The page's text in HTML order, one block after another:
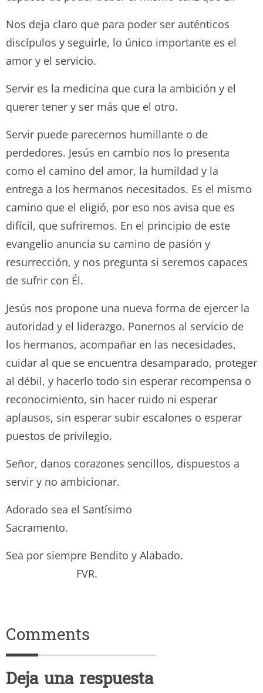
Nos deja claro que para poder ser auténticos
discípulos y seguirle, lo único importante es el
amor y el servicio.
Servir es la medicina que cura la ambición y el
querer tener y ser más que el otro.
Servir puede parecernos humillante o de
perdedores. Jesús en cambio nos lo presenta
como el camino del amor, la humildad y la
entrega a los hermanos necesitados. Es el mismo
camino que el eligió, por eso nos avisa que es
difícil, que sufriremos. En el principio de este
evangelio anuncia su camino de pasión y
resurrección, y nos pregunta si seremos capaces
de sufrir con Él.
Jesús nos propone una nueva forma de ejercer la
autoridad y el liderazgo. Ponernos al servicio de
los hermanos, acompañar en las necesidades,
cuidar al que se encuentra desamparado, proteger
al débil, y hacerlo todo sin esperar recompensa o
reconocimiento, sin hacer ruido ni esperar
aplausos, sin esperar subir escalones o esperar
puestos de privilegio.
Señor, danos corazones sencillos, dispuestos a
servir y no ambicionar.
Adorado sea el Santísimo
Sacramento.
Sea por siempre Bendito y Alabado.
FVR.
Comments
Deja una respuesta